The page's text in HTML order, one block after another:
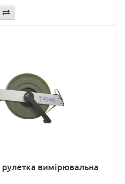
рулетка вимірювальна